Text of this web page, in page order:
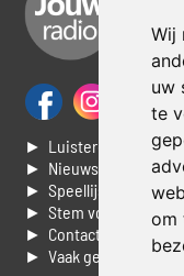
Wij
uw
te
om
► Luisteren naar
► Nieuws
► Speellijst
► Stem voor de Dag
► Contacteer ons
► Vaak gestelde